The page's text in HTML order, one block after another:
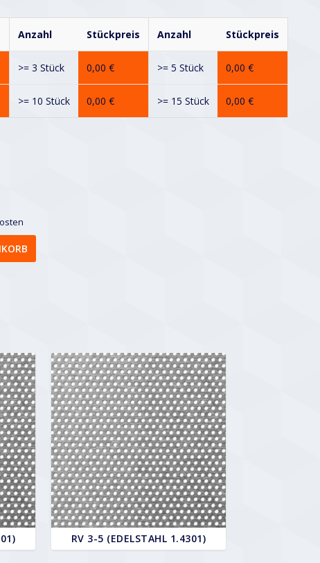
Anzahl Stückpreis Anzahl Stückpreis
>= 3 Stück 0,00 € >= 5 Stück 0,00 €
>= 10 Stück 0,00 € >= 15 Stück 0,00 €
RV 3-5 (EDELSTAHL 1.4301)